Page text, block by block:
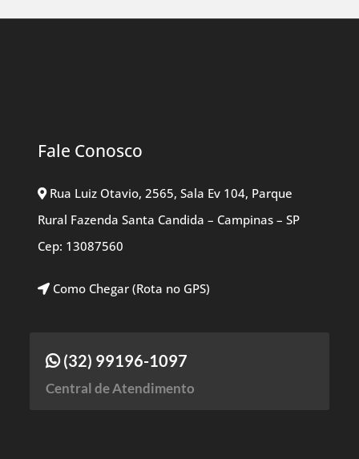
Fale Conosco
Rua Luiz Otavio, 2565, Sala Ev 104, Parque
Rural Fazenda Santa Candida – Campinas – SP
Cep: 13087560
Como Chegar (Rota no GPS)
(32) 99196-1097
Central de Atendimento